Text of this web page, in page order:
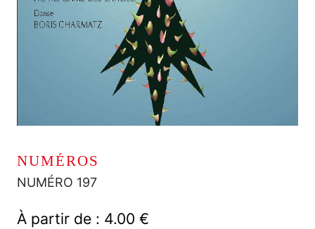
NUMÉROS
NUMÉRO 197
À partir de : 4.00 €